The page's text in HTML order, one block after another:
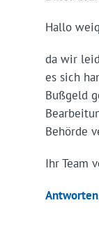
Hallo
da wir
es sich
Bußgeld
Behörde
Ihr Team
Antworten